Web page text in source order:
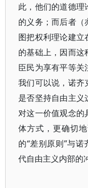
此，他们的道德
的义务；而后者
图把权利理论建
的基础上，因而
臣民为享有平等关
我们可以说，诺齐
是否坚持自由主
对这一价值观念的
体方式，更确切
的“差别原则”与
代自由主义内部的